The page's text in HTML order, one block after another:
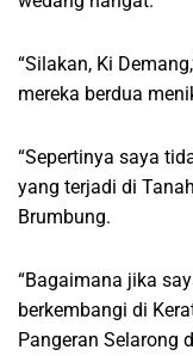
“Silakan, Ki
mereka berdua
“Sepertinya saya
yang terjadi di
Brumbung.
“Bagaimana jika
berkembangi di
Pangeran Selarong